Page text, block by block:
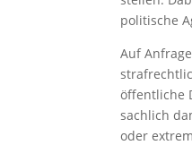
politische
Auf
öffentliche
sachlich
oder